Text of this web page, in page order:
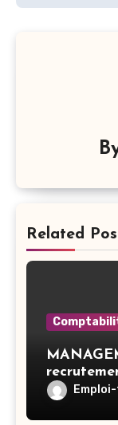
Related